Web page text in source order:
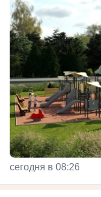
сегодня в 08:26